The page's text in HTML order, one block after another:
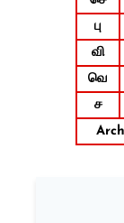
பு
வி
வெ
ச